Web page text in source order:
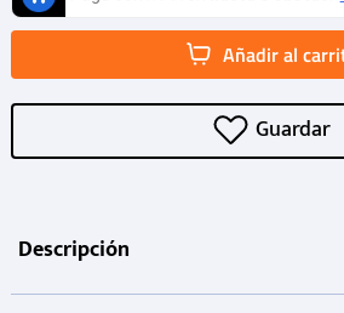
Añadir al
Descripción